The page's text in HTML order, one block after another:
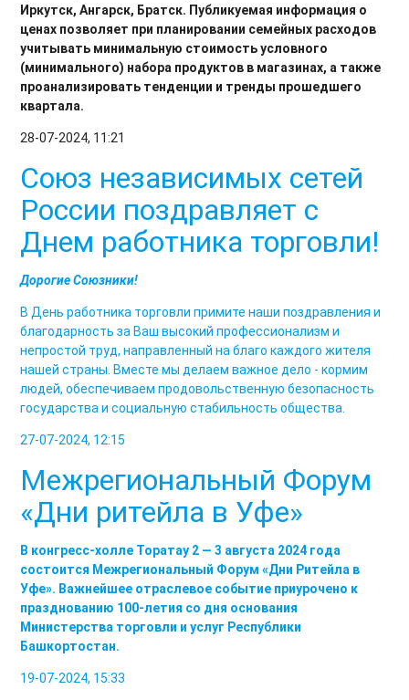
Иркутск, Ангарск, Братск. Публикуемая информация о
ценах позволяет при планировании семейных расходов
учитывать минимальную стоимость условного
(минимального) набора продуктов в магазинах, а также
проанализировать тенденции и тренды прошедшего
квартала.
28-07-2024, 11:21
Союз независимых сетей
России поздравляет с
Днем работника торговли!
Дорогие Союзники!
В День работника торговли примите наши поздравления и
благодарность за Ваш высокий профессионализм и
непростой труд, направленный на благо каждого жителя
нашей страны. Вместе мы делаем важное дело - кормим
людей, обеспечиваем продовольственную безопасность
государства и социальную стабильность общества.
27-07-2024, 12:15
Межрегиональный Форум
«Дни ритейла в Уфе»
В конгресс-холле Торатау 2 — 3 августа 2024 года
состоится Межрегиональный Форум «Дни Ритейла в
Уфе». Важнейшее отраслевое событие приурочено к
празднованию 100-летия со дня основания
Министерства торговли и услуг Республики
Башкортостан.
19-07-2024, 15:33